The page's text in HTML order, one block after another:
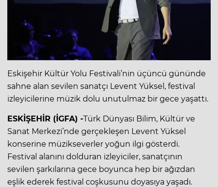
Eskişehir Kültür Yolu Festivali’nin üçüncü gününde
sahne alan sevilen sanatçı Levent Yüksel, festival
izleyicilerine müzik dolu unutulmaz bir gece yaşattı.
ESKİŞEHİR (İGFA) -Türk Dünyası Bilim, Kültür ve
Sanat Merkezi’nde gerçekleşen Levent Yüksel
konserine müzikseverler yoğun ilgi gösterdi.
Festival alanını dolduran izleyiciler, sanatçının
sevilen şarkılarına gece boyunca hep bir ağızdan
eşlik ederek festival coşkusunu doyasıya yaşadı.